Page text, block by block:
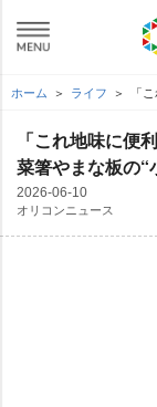
ホーム ライフ 「
「これ地味に便
菜箸やまな板の“
2026-06-10
オリコンニュース